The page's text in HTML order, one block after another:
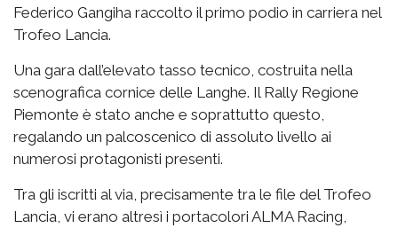
Federico Gangiha raccolto il primo podio in carriera nel
Trofeo Lancia.
Una gara dall’elevato tasso tecnico, costruita nella
scenografica cornice delle Langhe. Il Rally Regione
Piemonte è stato anche e soprattutto questo,
regalando un palcoscenico di assoluto livello ai
numerosi protagonisti presenti.
Tra gli iscritti al via, precisamente tra le file del Trofeo
Lancia, vi erano altresì i portacolori ALMA Racing,